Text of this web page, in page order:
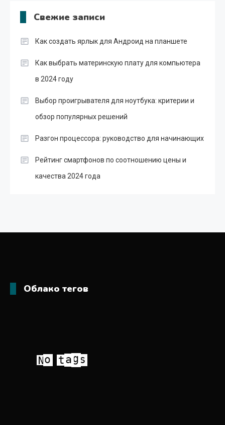
Свежие записи
Как создать ярлык для Андроид на планшете
Как выбрать материнскую плату для компьютера
в 2024 году
Выбор проигрывателя для ноутбука: критерии и
обзор популярных решений
Разгон процессора: руководство для начинающих
Рейтинг смартфонов по соотношению цены и
качества 2024 года
Облако тегов